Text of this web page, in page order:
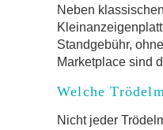
Neben
Standgebühr,
Marketplace sind
Welche
Nicht jeder